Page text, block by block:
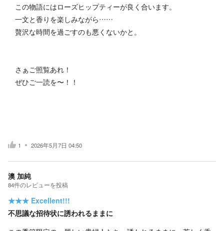
この物語にはローズヒップティーが良く合います。
一文と香りを楽しみながら……
贅沢な時間を過ごすのも悪くないかと。
さぁご照覧あれ！
ぜひご一読を〜！！
1 2026年5月7日 04:50
澳 加純
84件のレビューを投稿
★★★ Excellent!!!
不思議な招待状に誘われるままに